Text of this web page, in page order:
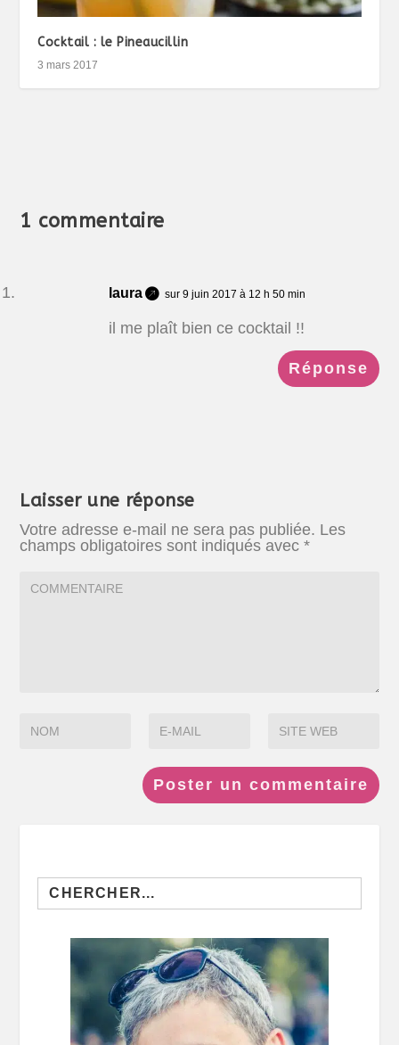
Cocktail : le Pineaucillin
3 mars 2017
1 commentaire
laura sur 9 juin 2017 à 12 h 50 min
il me plaît bien ce cocktail !!
Réponse
Laisser une réponse
Votre adresse e-mail ne sera pas publiée. Les
champs obligatoires sont indiqués avec*
Search
for: